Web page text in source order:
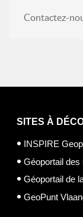
Contactez-
SITES À
INSPIRE
Géoportail des
Géoportail de
GeoPunt